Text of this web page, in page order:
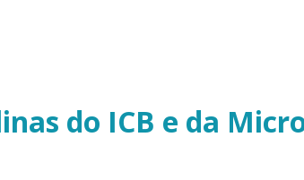
do ICB e da